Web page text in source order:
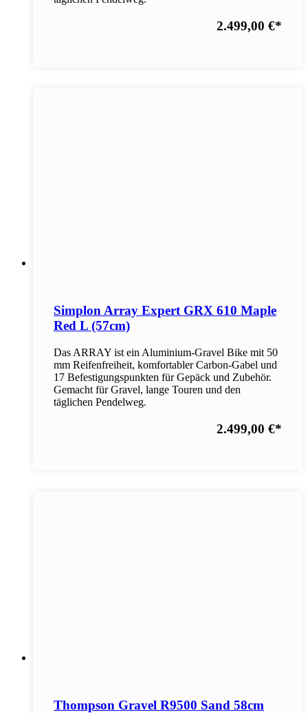
2.499,00 €*
Simplon Array Expert GRX 610 Maple
Red L (57cm)
Das ARRAY ist ein Aluminium-Gravel Bike mit 50
mm Reifenfreiheit, komfortabler Carbon-Gabel und
17 Befestigungspunkten für Gepäck und Zubehör.
Gemacht für Gravel, lange Touren und den
täglichen Pendelweg.
2.499,00 €*
Thompson Gravel R9500 Sand 58cm